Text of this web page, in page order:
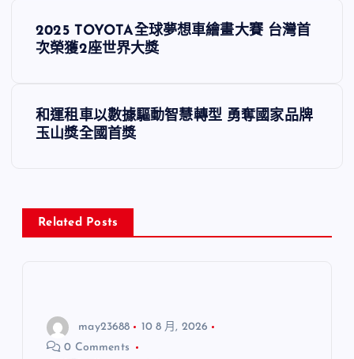
文
章
覽
2025 TOYOTA全球夢想車繪畫大賽 台灣首
次榮獲2座世界大獎
和運租車以數據驅動智慧轉型 勇奪國家品牌
玉山獎全國首獎
Related Posts
may23688
10 8 月, 2026
0 Comments